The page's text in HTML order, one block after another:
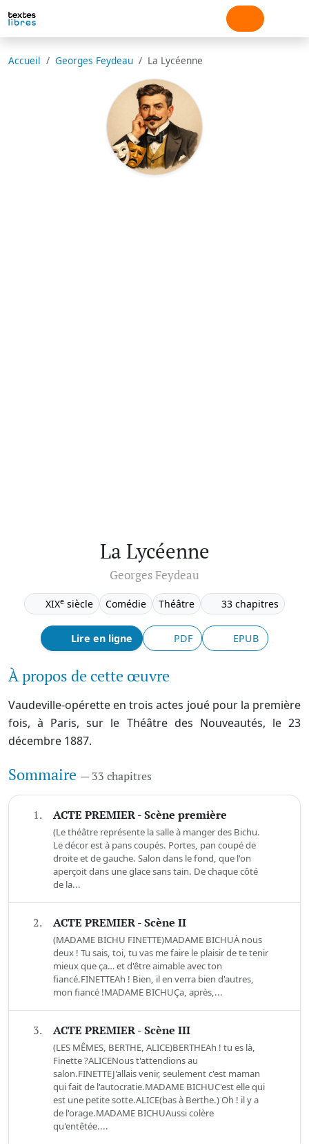
Accueil Georges Feydeau La Lycéenne
La Lycéenne
Georges Feydeau
XIXesiècle Comédie Théâtre 33 chapitres
Lire en ligne PDF EPUB
À propos de cette œuvre
Vaudeville-opérette en trois actes joué pour la première
fois, à Paris, sur le Théâtre des Nouveautés, le 23
décembre 1887.
Sommaire — 33 chapitres
1. ACTE PREMIER - Scène première
(Le théâtre représente la salle à manger des Bichu.
Le décor est à pans coupés. Portes, pan coupé de
droite et de gauche. Salon dans le fond, que l'on
aperçoit dans une glace sans tain. De chaque côté
de la...
2. ACTE PREMIER - Scène II
(MADAME BICHU FINETTE)MADAME BICHUÀ nous
deux ! Tu sais, toi, tu vas me faire le plaisir de te tenir
mieux que ça… et d'être aimable avec ton
fiancé.FINETTEAh ! Bien, il en verra bien d'autres,
mon fiancé !MADAME BICHUÇa, après,...
3. ACTE PREMIER - Scène III
(LES MÊMES, BERTHE, ALICE)BERTHEAh ! tu es là,
Finette ?ALICENous t'attendions au
salon.FINETTEJ'allais venir, seulement c'est maman
qui fait de l'autocratie.MADAME BICHUC'est elle qui
est une petite sotte.ALICE(bas à Berthe.) Oh ! il y a
de l'orage.MADAME BICHUAussi colère
qu'entêtée....